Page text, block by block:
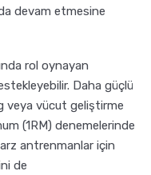
devam etmesine
rol oynayan
Daha güçlü
veya vücut geliştirme
(1RM) denemelerinde
antrenmanlar için
de